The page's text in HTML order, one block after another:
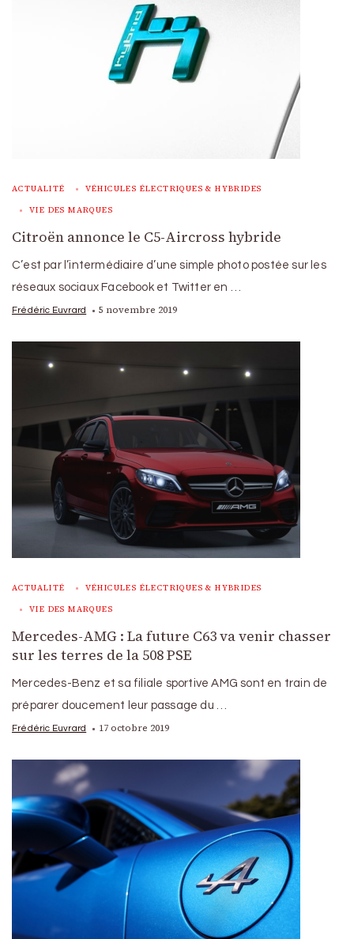
ACTUALITÉ VÉHICULES ÉLECTRIQUES & HYBRIDES
VIE DES MARQUES
Citroën annonce le C5-Aircross hybride
C’est par l’intermédiaire d’une simple photo postée sur les
réseaux sociaux Facebook et Twitter en …
Frédéric Euvrard 5 novembre 2019
ACTUALITÉ VÉHICULES ÉLECTRIQUES & HYBRIDES
VIE DES MARQUES
Mercedes-AMG : La future C63 va venir chasser
sur les terres de la 508 PSE
Mercedes-Benz et sa filiale sportive AMG sont en train de
préparer doucement leur passage du …
Frédéric Euvrard 17 octobre 2019